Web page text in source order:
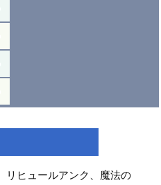
リヒュールアンク、魔法の